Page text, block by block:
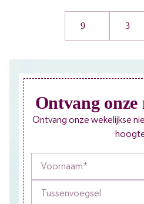
9 3
Ontvang
Ontvang onze wekelijkse